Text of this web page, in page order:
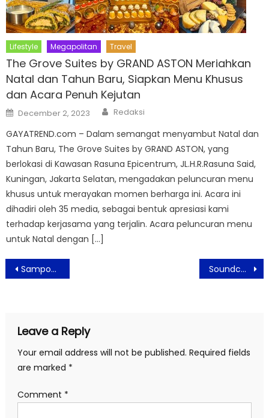
Lifestyle Megapolitan Travel
The Grove Suites by GRAND ASTON Meriahkan
Natal dan Tahun Baru, Siapkan Menu Khusus
dan Acara Penuh Kejutan
Posted
on
December 2, 2023 Author
Redaksi
GAYATREND.com – Dalam semangat menyambut Natal dan
Tahun Baru, The Grove Suites by GRAND ASTON, yang
berlokasi di Kawasan Rasuna Epicentrum, JL.H.R.Rasuna Said,
Kuningan, Jakarta Selatan, mengadakan peluncuran menu
khusus untuk merayakan momen berharga ini. Acara ini
dihadiri oleh 35 media, sebagai bentuk apresiasi kami
terhadap kerjasama yang terjalin. Acara peluncuran menu
untuk Natal dengan […]
Post
navigation
Sampoerna School System Ajak Para Guru dan Pengajar Sadar Akan Kesehatan Mental Soundcore X10 Tampil Lebih Sporty dengan Bass yang Mantap serta Tahan Direndam
Leave a Reply
Your email address will not be published. Required fields
are marked *
Comment *